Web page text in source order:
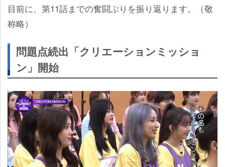
目前に、第11話までの奮闘ぶりを振り返ります。（敬
称略）
問題点続出「クリエーションミッショ
ン」開始